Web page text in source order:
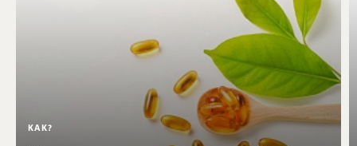
КАК?